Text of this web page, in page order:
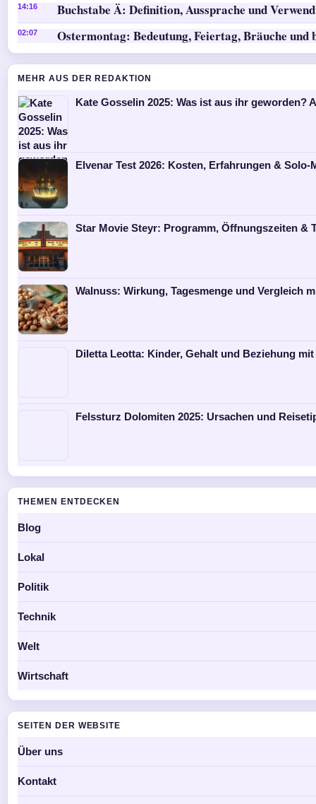
14:16 Buchstabe Ä: Definition, Aussprache und
02:07 Ostermontag: Bedeutung, Feiertag, Bräuche und
MEHR AUS DER REDAKTION
Kate Gosselin 2025: Was ist aus ihr geworden?
Elvenar Test 2026: Kosten, Erfahrungen & Solo-
Star Movie Steyr: Programm, Öffnungszeiten &
Walnuss: Wirkung, Tagesmenge und Vergleich
Diletta Leotta: Kinder, Gehalt und Beziehung
Felssturz Dolomiten 2025: Ursachen und
THEMEN ENTDECKEN
Blog
Lokal
Politik
Technik
Welt
Wirtschaft
SEITEN DER WEBSITE
Über uns
Kontakt